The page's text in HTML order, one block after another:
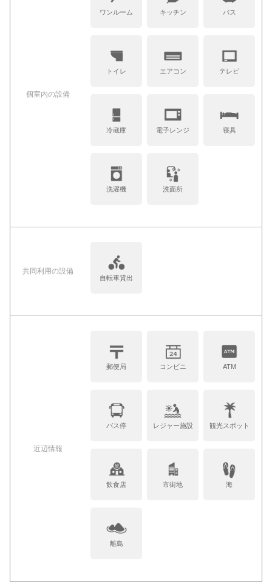
個室内の設備
ワンルーム キッチン バス
トイレ エアコン テレビ
冷蔵庫 電子レンジ 寝具
洗濯機 洗面所
共同利⽤の設備
自転車貸出
近辺情報
郵便局 コンビニ ATM
バス停 レジャー施設 観光スポット
飲食店 市街地 海
離島